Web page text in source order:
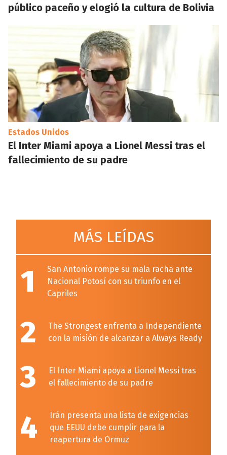
público paceño y elogió la cultura de Bolivia
Estados Unidos
El Inter Miami apoya a Lionel Messi tras el
fallecimiento de su padre
MÁS LEÍDAS
1
San Antonio rompe su mala racha ante
Nacional Potosí con su triunfo en el
Capriles
2
The Strongest enfrenta a Independiente
con la misión de alcanzar a Always Ready
3
El Inter Miami apoya a Lionel Messi tras
el fallecimiento de su padre
4
Irán presenta una lista de exigencias
que EEUU debe cumplir para la
reapertura de Ormuz